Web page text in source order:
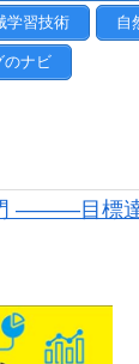
学習技術 自
のナビ
―――目標